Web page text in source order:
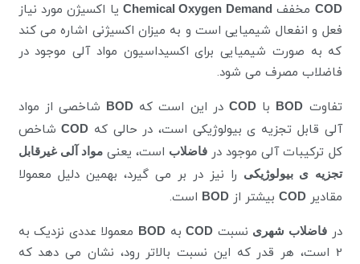
COD مخففChemical Oxygen Demand یا اکسیژن مورد نیاز
فعل و انفعال شیمیایی است و به میزان اکسیژنی اشاره می کند
که به صورت شیمیایی برای اکسیداسیون مواد آلی موجود در
فاضلاب مصرف می شود.
تفاوت BOD باCOD در این است که BOD شاخصی از مواد
آلی قابل تجزیه ی بیولوژیکی است، در حالی که CODشاخص
کل ترکیبات آلی موجود در فاضلاب است، یعنیمواد آلی غیرقابل
تجزیه ی بیولوژیکی را نیز در بر می گیرد، بهمین دلیل معمولا
مقادیرCOD بیشتر ازBOD است.
درفاضلاب شهری نسبت CODبهBOD معمولا عددی نزدیک به
2 است، هر قدر که این نسبت بالاتر رود، نشان می دهد که